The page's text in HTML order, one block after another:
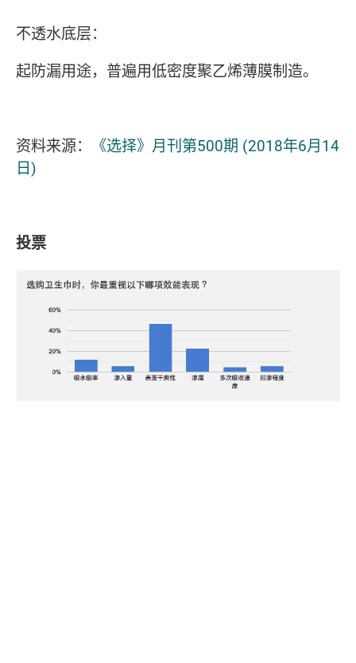
不透水底层：
起防漏用途，普遍用低密度聚乙烯薄膜制造。
资料来源：
《选择》月刊第500期 (2018年6月14
日)
投票